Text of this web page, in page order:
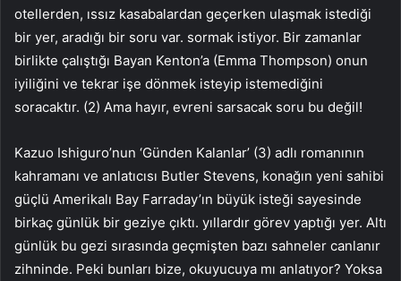
otellerden, ıssız kasabalardan geçerken ulaşmak istediği
bir yer, aradığı bir soru var. sormak istiyor. Bir zamanlar
birlikte çalıştığı Bayan Kenton’a (Emma Thompson) onun
iyiliğini ve tekrar işe dönmek isteyip istemediğini
soracaktır. (2) Ama hayır, evreni sarsacak soru bu değil!
Kazuo Ishiguro’nun ‘Günden Kalanlar’ (3) adlı romanının
kahramanı ve anlatıcısı Butler Stevens, konağın yeni sahibi
güçlü Amerikalı Bay Farraday’ın büyük isteği sayesinde
birkaç günlük bir geziye çıktı. yıllardır görev yaptığı yer. Altı
günlük bu gezi sırasında geçmişten bazı sahneler canlanır
zihninde. Peki bunları bize, okuyucuya mı anlatıyor? Yoksa